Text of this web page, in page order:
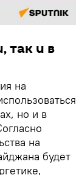
так и в
на
но и в
на
будет